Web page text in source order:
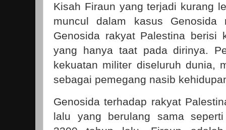
Kisah Firaun yang terjadi kurang
muncul dalam kasus Genosida
Genosida rakyat Palestina berisi
yang hanya taat pada dirinya.
kekuatan militer diseluruh dunia,
sebagai pemegang nasib
Genosida terhadap rakyat
lalu yang berulang sama